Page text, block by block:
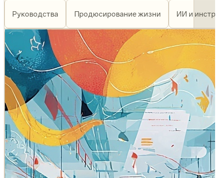
Руководства Продюсирование жизни ИИ и